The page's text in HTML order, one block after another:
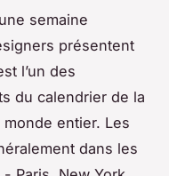
semaine
présentent
l’un des
du calendrier de la
entier. Les
dans les